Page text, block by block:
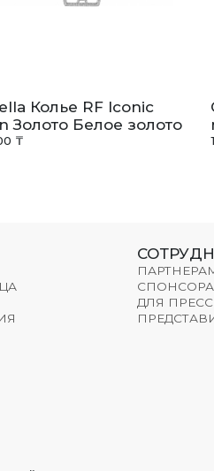
Колье RF Iconic
Золото Белое золото
₸
ДЛЯ